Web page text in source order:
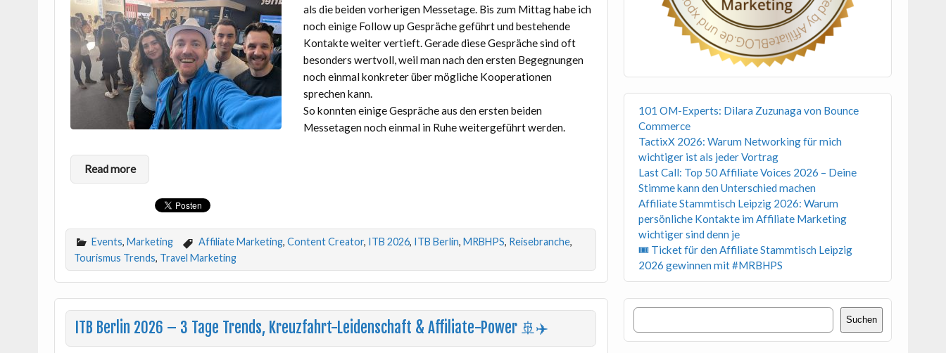
als die beiden vorherigen Messetage. Bis zum Mittag habe ich
noch einige Follow up Gespräche geführt und bestehende
Kontakte weiter vertieft. Gerade diese Gespräche sind oft
besonders wertvoll, weil man nach den ersten Begegnungen
noch einmal konkreter über mögliche Kooperationen
sprechen kann.
So konnten einige Gespräche aus den ersten beiden
Messetagen noch einmal in Ruhe weitergeführt werden.
Read more
Events,Marketing Affiliate Marketing, Content Creator, ITB 2026, ITB Berlin, MRBHPS, Reisebranche,
Tourismus Trends, Travel Marketing
ITB Berlin 2026 – 3 Tage Trends, Kreuzfahrt-Leidenschaft & Affiliate-Power 🚢✈️
101 OM-Experts: Dilara Zuzunaga von Bounce
Commerce
TactixX 2026: Warum Networking für mich
wichtiger ist als jeder Vortrag
Last Call: Top 50 Affiliate Voices 2026 – Deine
Stimme kann den Unterschied machen
Affiliate Stammtisch Leipzig 2026: Warum
persönliche Kontakte im Affiliate Marketing
wichtiger sind denn je
🎟 Ticket für den Affiliate Stammtisch Leipzig
2026 gewinnen mit #MRBHPS
Suchen
Suchen